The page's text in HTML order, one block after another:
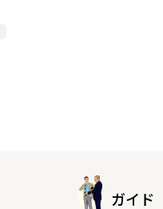
ガイド